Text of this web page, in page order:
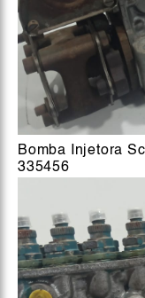
Bomba Injetora
335456